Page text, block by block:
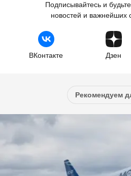
Подписывайтесь и
новостей и важнейших
ВКонтакте Дзен
Рекомендуем